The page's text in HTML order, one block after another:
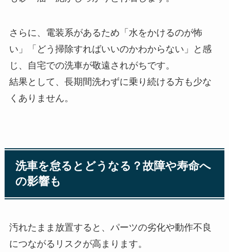
さらに、電装系があるため「水をかけるのが怖
い」「どう掃除すればいいのかわからない」と感
じ、自宅での洗車が敬遠されがちです。
結果として、長期間洗わずに乗り続ける方も少な
くありません。
洗車を怠るとどうなる？故障や寿命へ
の影響も
汚れたまま放置すると、パーツの劣化や動作不良
につながるリスクが高まります。